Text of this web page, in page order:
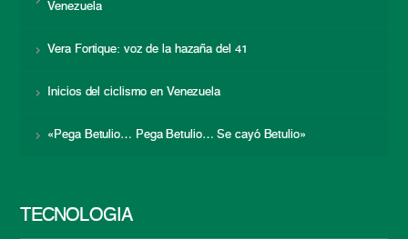
Venezuela
Vera Fortique: voz de la hazaña del 41
Inicios del ciclismo en Venezuela
«Pega Betulio… Pega Betulio… Se cayó Betulio»
TECNOLOGÍA